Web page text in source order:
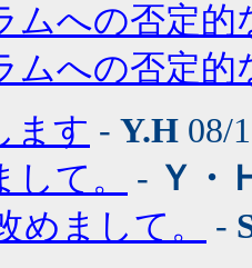
ムへの否定的
ムへの否定的
ます - Y.H 08/
して。
- Ｙ・
めまして。
-